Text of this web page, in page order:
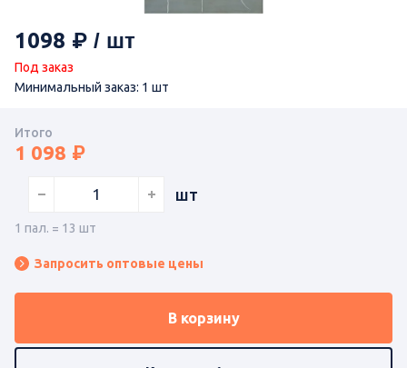
1098
Под заказ
Минимальный заказ: 1 шт
Итого
1 098
шт
1 пал. = 13 шт
Запросить оптовые цены
В корзину